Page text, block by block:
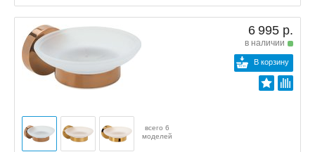
6 995 р.
в наличии
В корзину
всего 6
моделей